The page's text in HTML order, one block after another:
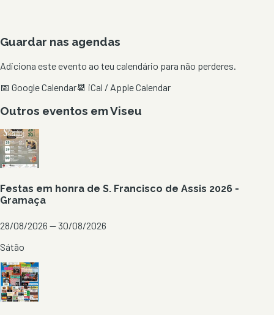
Guardar nas agendas
Adiciona este evento ao teu calendário para não perderes.
📅 Google Calendar📆 iCal / Apple Calendar
Outros eventos emViseu
Festas em honra de S. Francisco de Assis 2026 -
Gramaça
28/08/2026 — 30/08/2026
Sátão